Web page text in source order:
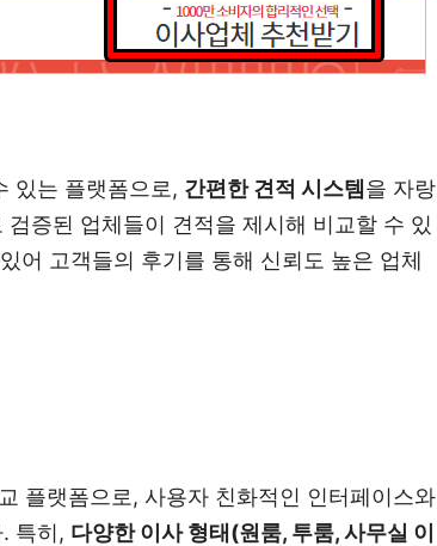
있는 플랫폼으로, 간편한 견적 시스템을 자랑
증된 업체들이 견적을 제시해 비교할 수 있
어 고객들의 후기를 통해 신뢰도 높은 업체
플랫폼으로, 사용자 친화적인 인터페이스와
특히, 다양한 이사 형태(원룸, 투룸, 사무실 이